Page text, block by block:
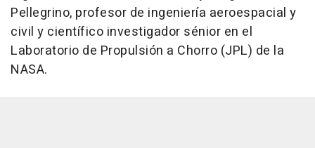
Pellegrino, profesor de ingeniería aeroespacial y
civil y científico investigador sénior en el
Laboratorio de Propulsión a Chorro (JPL) de la
NASA.